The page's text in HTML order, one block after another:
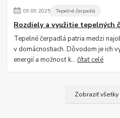
09.09.2025 Tepelné čerpadlá
Rozdiely a využitie
Tepelné čerpadlá patria medzi
v domácnostiach. Dôvodom je ich
energií a možnosť k...čítať celé
Zobraziť všetky